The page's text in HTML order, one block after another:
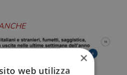
×
web utilizza